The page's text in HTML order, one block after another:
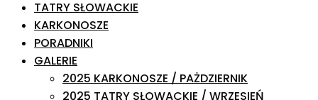
TATRY SŁOWACKIE
KARKONOSZE
PORADNIKI
GALERIE
2025 KARKONOSZE / PAŻDZIERNIK
2025 TATRY SŁOWACKIE / WRZESIEŃ